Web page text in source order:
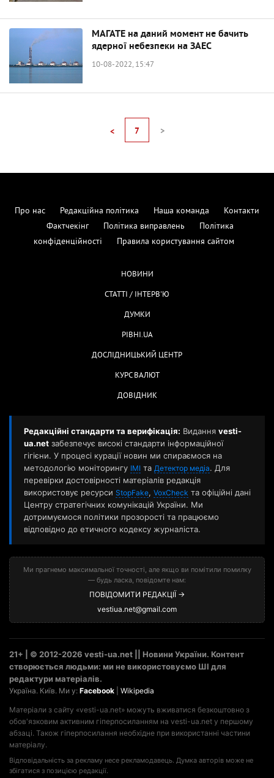
МАГАТЕ на даний момент не бачить
ядерної небезпеки на ЗАЕС
10-08-2022, 15:47
< 7 >
Про нас Редакційна політика Наша команда
Контакти
Фактчекінг
Політика виправлень
Політика
конфіденційності
Правила користування сайтом
НОВИНИ
СТАТТІ / ІНТЕРВ'Ю
ДУМКИ
РІВНІ.UA
ДОСЛІДНИЦЬКИЙ ЦЕНТР
КУРС ВАЛЮТ
ДОВІДНИК
Редакційні стандарти та верифікація: Видання vesti-
ua.net забезпечує високі стандарти інформаційної
гігієни. У процесі курації новин ми спираємося на
методологію моніторингу ІМІ та Детектор медіа. Для
перевірки достовірності матеріалів редакція
використовує ресурси StopFake, VoxCheck та офіційні дані
Центру стратегічних комунікацій України. Ми
дотримуємося політики прозорості та працюємо
відповідно до етичного кодексу журналіста.
Ми прагнемо максимальної точності, але якщо ви помітили помилку
— будь ласка, повідомте нам:
ПОВІДОМИТИ РЕДАКЦІЇ →
vestiua.net@gmail.com
21+ | © 2012-2026 vesti-ua.net || Новини України. Контент
створюється людьми: ми не використовуємо ШІ для
редактури матеріалів.
Україна. Київ. Ми у: Facebook Wikipedia
Матеріали з сайту «vesti-ua.net» можуть вживатися безкоштовно з
обов'язковим активним гіперпосиланням на vesti-ua.net у першому
абзаці. Також гіперпосилання необхідне при використанні частини
матеріалу.
Відповідальність за рекламу несе рекламодавець. Думка авторів може не
збігатися з позицією редакції.